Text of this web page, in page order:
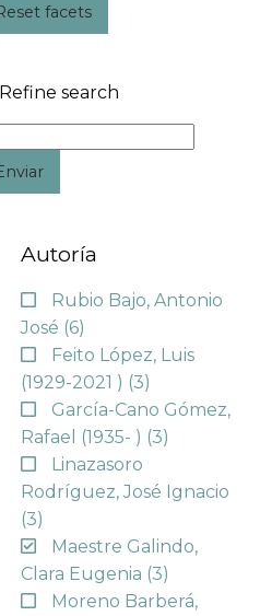
facets
Refine search
Autoría
Rubio Bajo, Antonio
José (6)
Feito López, Luis
(1929-2021 ) (3)
García-Cano Gómez,
Rafael (1935- ) (3)
Linazasoro
Rodríguez, José Ignacio
(3)
Maestre Galindo,
Clara Eugenia (3)
Moreno Barberá,